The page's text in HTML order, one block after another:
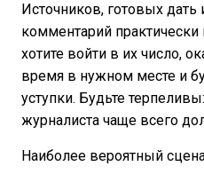
Источников, готовых
комментарий
хотите войти в их число,
время в нужном месте и
уступки. Будьте
журналиста чаще всего
Наиболее вероятный